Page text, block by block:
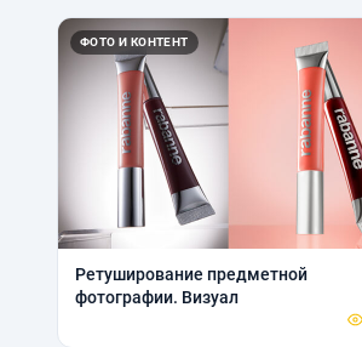
ФОТО И КОНТЕНТ
Ретуширование предметной
фотографии. Визуал